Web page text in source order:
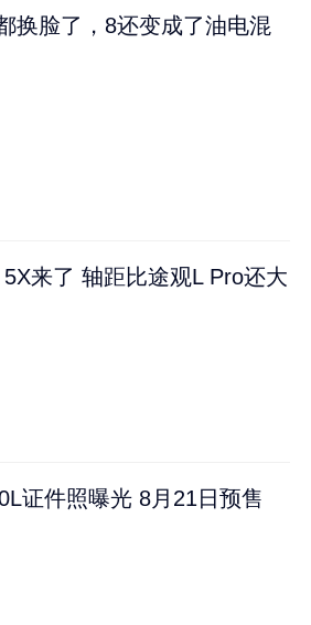
换脸了，8还变成了油电混
5X来了 轴距比途观L Pro还大
证件照曝光 8月21日预售